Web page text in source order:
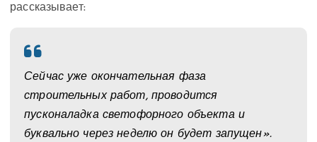
рассказывает:
Сейчас уже окончательная фаза
строительных работ, проводится
пусконаладка светофорного объекта и
буквально через неделю он будет запущен».